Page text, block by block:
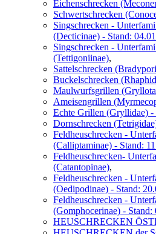
Eichenschrecken
Schwertschrecken
Singschrecken -
(Decticinae) - Stand:
Singschrecken -
(Tettigoniinae),
Sattelschrecken
Buckelschrecken
Maulwurfsgrillen
Ameisengrillen
Echte Grillen (Gryllidae) -
Dornschrecken
Feldheuschrecken -
(Calliptaminae) - Stand:
Feldheuschrecken-
(Catantopinae),
Feldheuschrecken -
(Oedipodinae) - Stand:
Feldheuschrecken -
(Gomphocerinae) - Stand:
HEUSCHRECKEN